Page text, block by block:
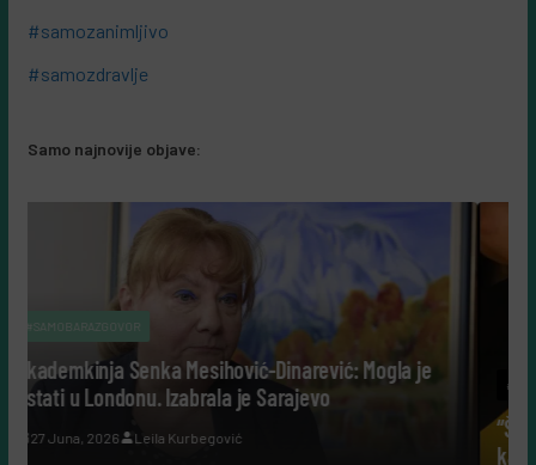
#samozanimljivo
#samozdravlje
Samo najnovije objave:
Mogla je
“Šuplje priče uz Leerdammer”:
kampanja koja je fudbalsku groznicu